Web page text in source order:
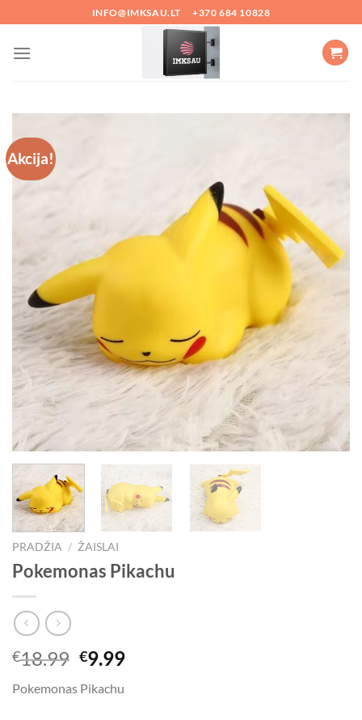
to
content
INFO@IMKSAU.LT +370 684 10828
Akcija!
PRADŽIA / ŽAISLAI
Pokemonas Pikachu
€18.99 Original
was:
€9.99Current
Pokemonas Pikachu